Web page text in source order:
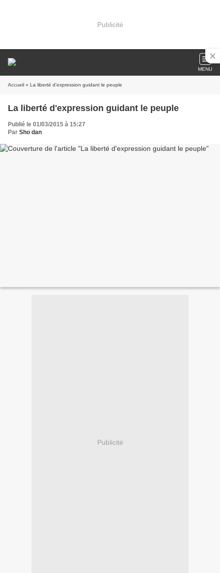
Publicité
MENU
Accueil » La liberté d'expression guidant le peuple
La liberté d'expression guidant le peuple
Publié le 01/03/2015 à 15:27
Par Sho dan
Publicité